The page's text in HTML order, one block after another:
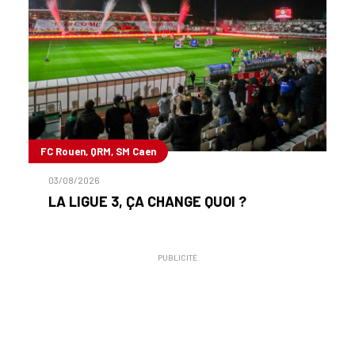
FC Rouen, QRM, SM Caen
03/08/2026
LA LIGUE 3, ÇA CHANGE QUOI ?
PUBLICITÉ